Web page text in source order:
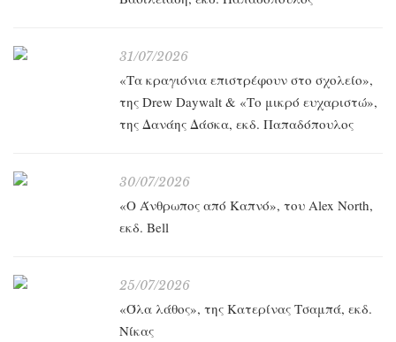
31/07/2026
«Τα κραγιόνια επιστρέφουν στο σχολείο»,
της Drew Daywalt & «Το μικρό ευχαριστώ»,
της Δανάης Δάσκα, εκδ. Παπαδόπουλος
30/07/2026
«O Άνθρωπος από Καπνό», του Alex North,
εκδ. Bell
25/07/2026
«Όλα λάθος», της Κατερίνας Τσαμπά, εκδ.
Νίκας